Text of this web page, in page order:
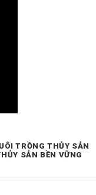
TRỒNG THỦY SẢN
SẢN BỀN VỮNG